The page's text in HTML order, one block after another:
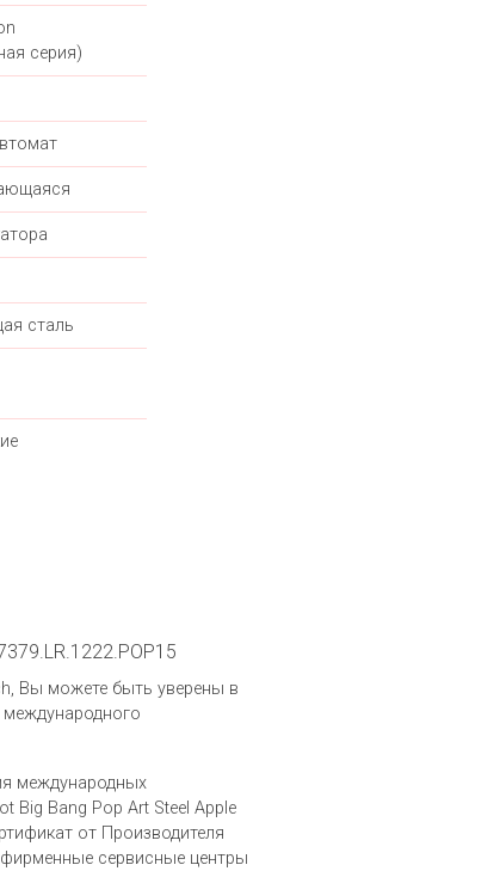
серия)
сталь
Вы можете быть уверены в
международных
Big Bang Pop Art Steel Apple
от Производителя
сервисные центры